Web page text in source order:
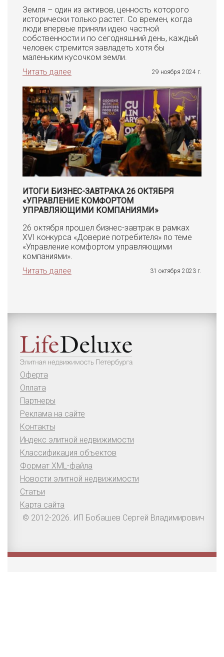
Земля – один из активов, ценность которого
исторически только растет. Со времен, когда
люди впервые приняли идею частной
собственности и по сегодняшний день, каждый
человек стремится завладеть хотя бы
маленьким кусочком земли.
Читать далее
29 ноября 2024 г.
ИТОГИ БИЗНЕС-ЗАВТРАКА 26 ОКТЯБРЯ
«УПРАВЛЕНИЕ КОМФОРТОМ
УПРАВЛЯЮЩИМИ КОМПАНИЯМИ»
26 октября прошел бизнес-завтрак в рамках
XVI конкурса «Доверие потребителя» по теме
«Управление комфортом управляющими
компаниями».
Читать далее
31 октября 2023 г.
Оферта
Оплата
Партнеры
Реклама на сайте
Контакты
Индекс элитной недвижимости
Классификация объектов
Формат XML-файла
Новости элитной недвижимости
Статьи
Карта сайта
© 2012-2026. ИП Бобашев Сергей Владимирович